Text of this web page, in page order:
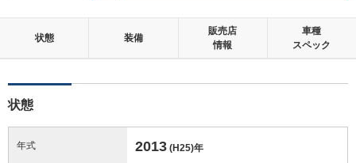
状態 装備
販売店
情報
車種
スペック
状態
年式 2013 (H25)年